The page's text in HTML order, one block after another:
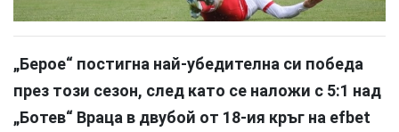
„Берое“ постигна най-убедителна си победа
през този сезон, след като се наложи с 5:1 над
„Ботев“ Враца в двубой от 18-ия кръг на efbet